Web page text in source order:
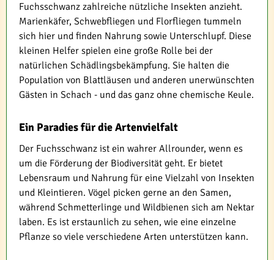
Fuchsschwanz zahlreiche nützliche Insekten anzieht.
Marienkäfer, Schwebfliegen und Florfliegen tummeln
sich hier und finden Nahrung sowie Unterschlupf. Diese
kleinen Helfer spielen eine große Rolle bei der
natürlichen Schädlingsbekämpfung. Sie halten die
Population von Blattläusen und anderen unerwünschten
Gästen in Schach - und das ganz ohne chemische Keule.
Ein Paradies für die Artenvielfalt
Der Fuchsschwanz ist ein wahrer Allrounder, wenn es
um die Förderung der Biodiversität geht. Er bietet
Lebensraum und Nahrung für eine Vielzahl von Insekten
und Kleintieren. Vögel picken gerne an den Samen,
während Schmetterlinge und Wildbienen sich am Nektar
laben. Es ist erstaunlich zu sehen, wie eine einzelne
Pflanze so viele verschiedene Arten unterstützen kann.